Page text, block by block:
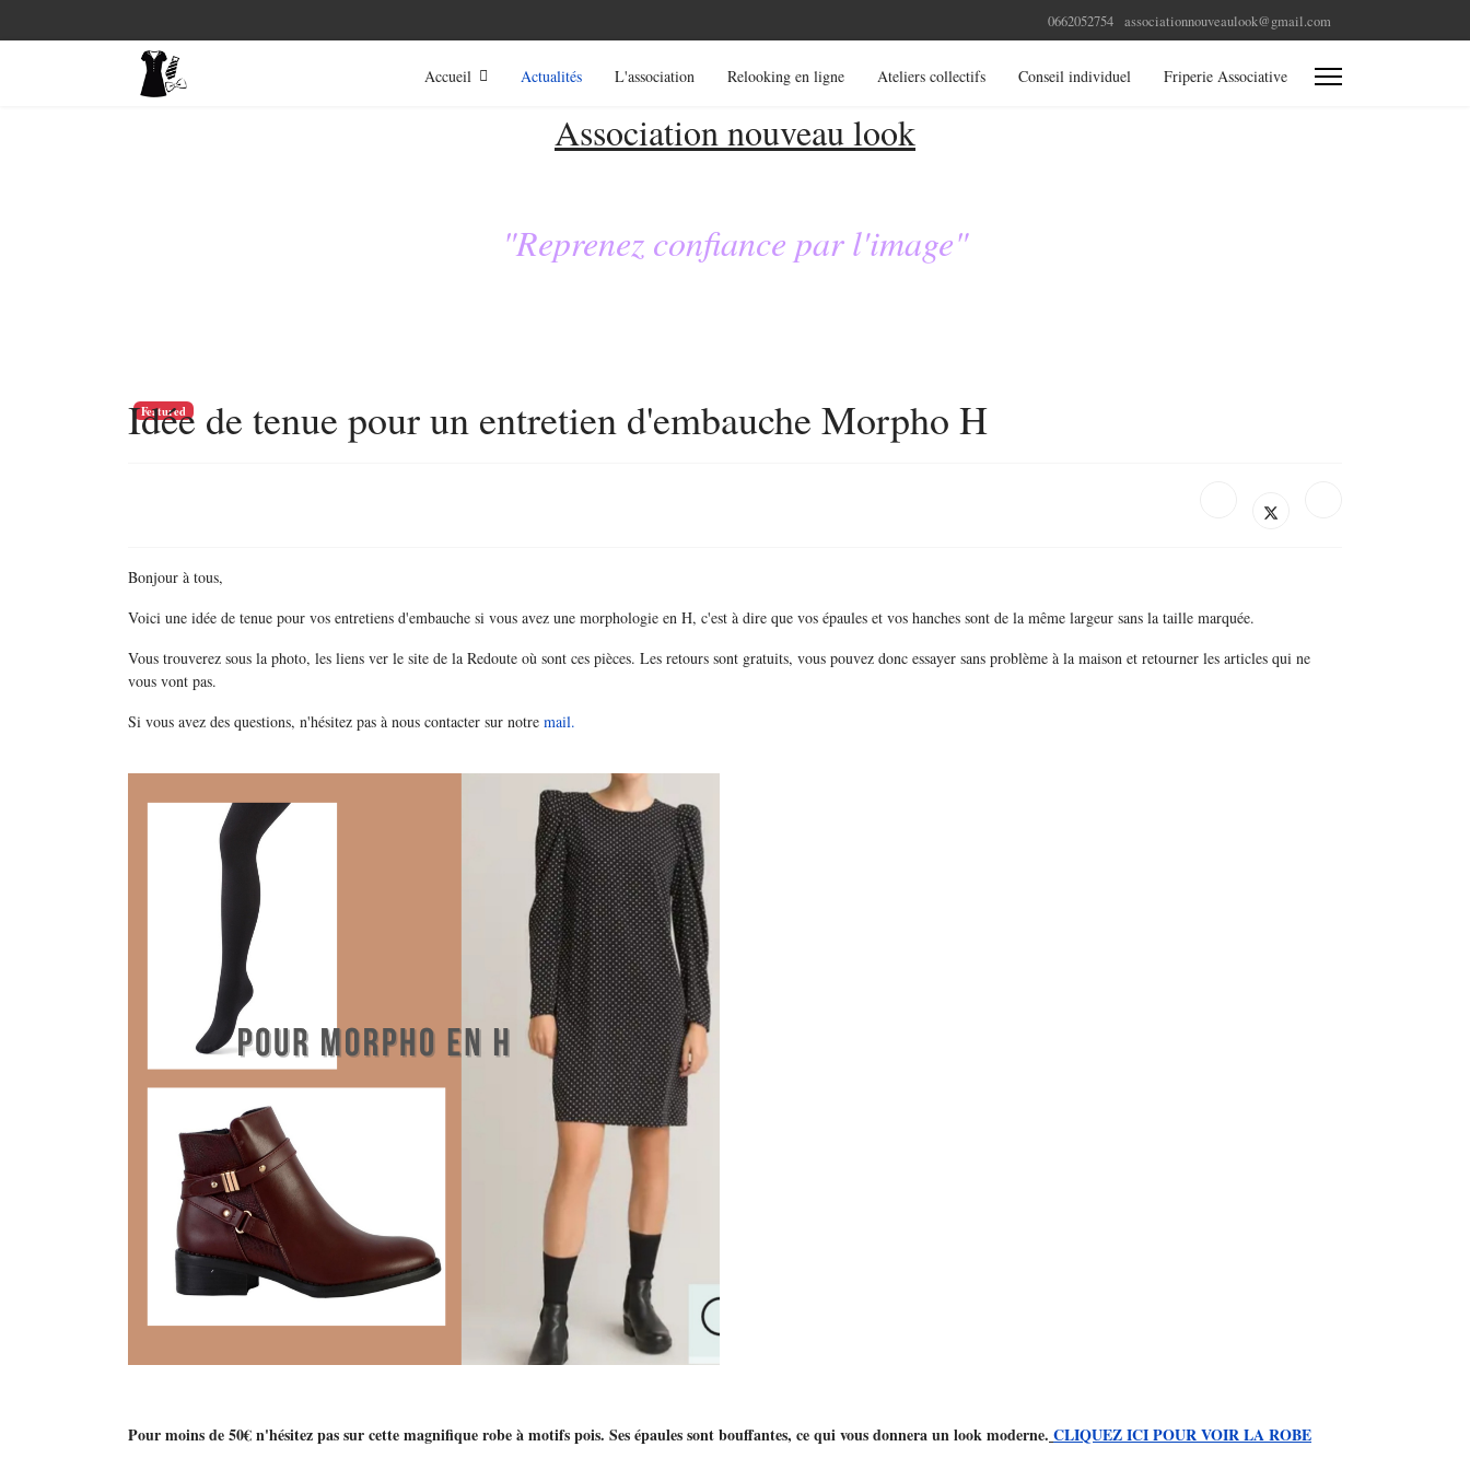
0662052754 associationnouveaulook@gmail.com
Accueil Actualités L'association Relooking en ligne Ateliers collectifs Conseil individuel Friperie Associative
Association nouveau look
"Reprenez confiance par l'image"
Featured
Idée de tenue pour un entretien d'embauche Morpho H
Bonjour à tous,
Voici une idée de tenue pour vos entretiens d'embauche si vous avez une morphologie en H, c'est à dire que vos épaules et vos hanches sont de la même largeur sans la taille marquée.
Vous trouverez sous la photo, les liens ver le site de la Redoute où sont ces pièces. Les retours sont gratuits, vous pouvez donc essayer sans problème à la maison et retourner les articles qui ne
vous vont pas.
Si vous avez des questions, n'hésitez pas à nous contacter sur notre mail.
Pour moins de 50€ n'hésitez pas sur cette magnifique robe à motifs pois. Ses épaules sont bouffantes, ce qui vous donnera un look moderne. CLIQUEZ ICI POUR VOIR LA ROBE